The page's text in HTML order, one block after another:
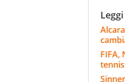
FIFA,